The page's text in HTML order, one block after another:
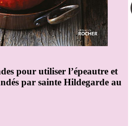
pour utiliser l’épeautre et
par sainte Hildegarde au